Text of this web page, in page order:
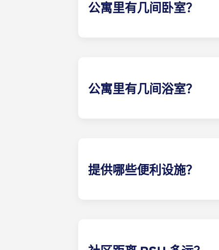
公寓里有几间卧室？
公寓里有几间浴室？
提供哪些便利设施？